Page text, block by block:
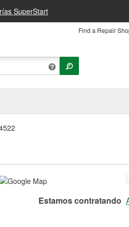
SuperStart
Find a Repair
Estamos contratando